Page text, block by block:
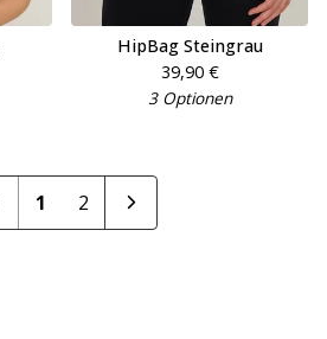
HipBag Steingrau
39,90 €
3 Optionen
1 2